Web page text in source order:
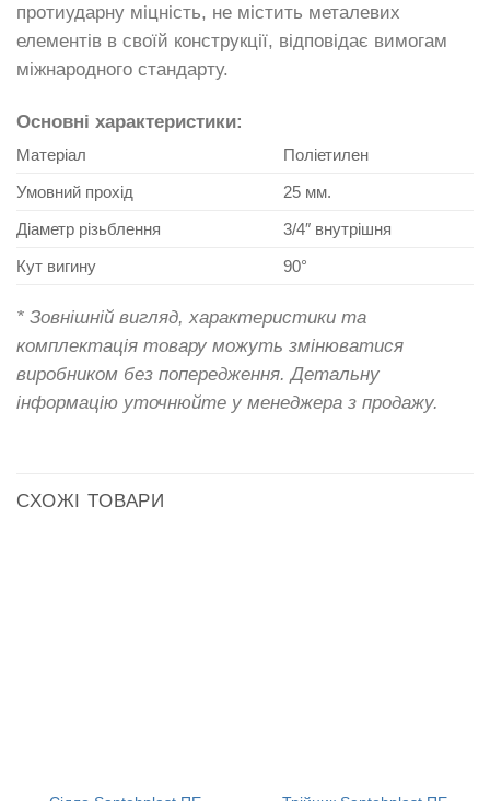
протиударну міцність, не містить металевих
елементів в своїй конструкції, відповідає вимогам
міжнародного стандарту.
Основні характеристики:
Матеріал
Поліетилен
Умовний прохід
25 мм.
Діаметр різьблення
3/4″ внутрішня
Кут вигину
90°
* Зовнішній вигляд, характеристики та
комплектація товару можуть змінюватися
виробником без попередження. Детальну
інформацію уточнюйте у менеджера з продажу.
СХОЖІ ТОВАРИ